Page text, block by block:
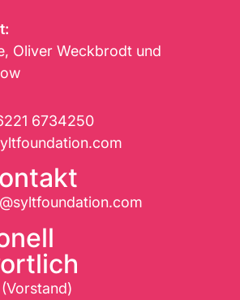
Oliver Weckbrodt und
6734250